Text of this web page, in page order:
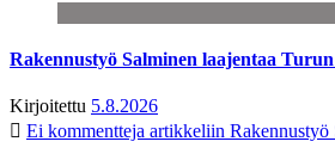
Rakennustyö Salminen laajentaa
Kirjoitettu 5.8.2026
Ei kommentteja artikkeliin Rakennustyö